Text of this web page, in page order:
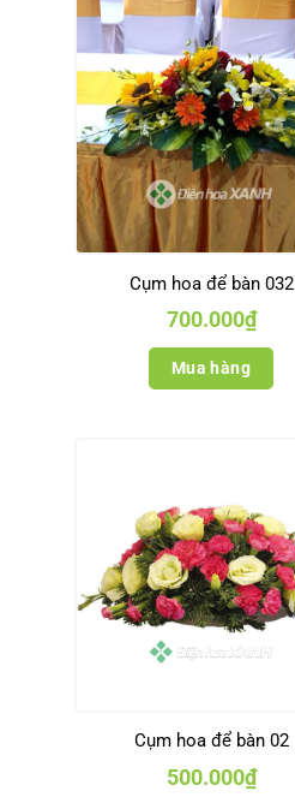
Cụm hoa để bàn 032
700.000₫
Mua hàng
Cụm hoa để bàn 02
500.000₫